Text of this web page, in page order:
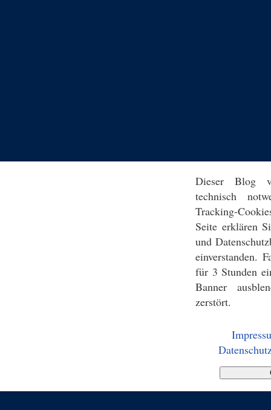
Dieser Blog
technisch
Tracking-
Seite erklären
und
einverstanden.
für 3 Stunden
Banner
zerstört.